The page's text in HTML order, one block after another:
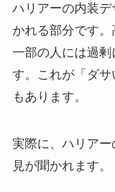
ハリアーの内装
かれる部分です。
一部の人には過
す。これが「ダ
もあります。
実際に、ハリア
見が聞かれます。